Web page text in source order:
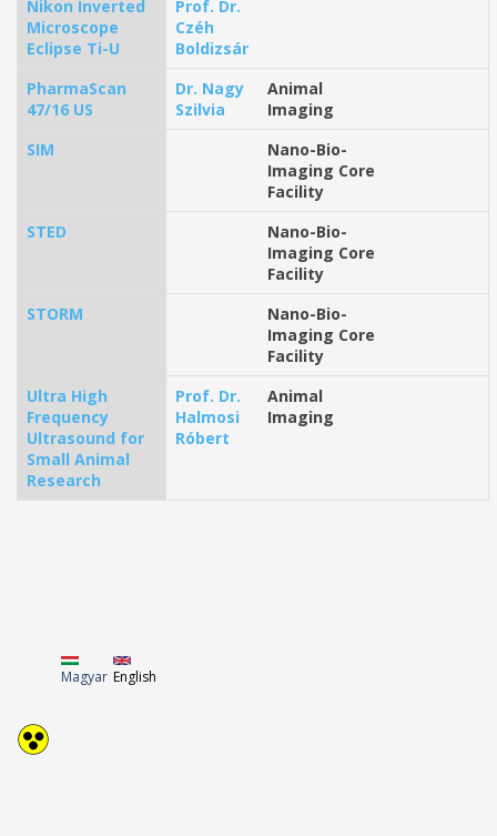
Nikon Inverted
Microscope
Eclipse Ti-U
Prof. Dr.
Czéh
Boldizsár
PharmaScan
47/16 US
Dr. Nagy
Szilvia
Animal
Imaging
SIM
Nano-Bio-
Imaging Core
Facility
STED
Nano-Bio-
Imaging Core
Facility
STORM
Nano-Bio-
Imaging Core
Facility
Ultra High
Frequency
Ultrasound for
Small Animal
Research
Prof. Dr.
Halmosi
Róbert
Animal
Imaging
Magyar English